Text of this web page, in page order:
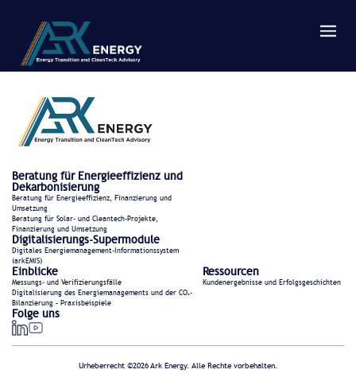
Beratung für Energieeffizienz und
Dekarbonisierung
Beratung für Energieeffizienz, Finanzierung und
Umsetzung
Beratung für Solar- und Cleantech-Projekte,
Finanzierung und Umsetzung
Digitalisierungs-Supermodule
Digitales Energiemanagement-Informationssystem
(arkEMIS)
Einblicke
Messungs- und Verifizierungsfälle
Digitalisierung des Energiemanagements und der CO₂-
Bilanzierung – Praxisbeispiele
Ressourcen
Kundenergebnisse und Erfolgsgeschichten
Folge uns
Urheberrecht ©2026 Ark Energy. Alle Rechte vorbehalten.